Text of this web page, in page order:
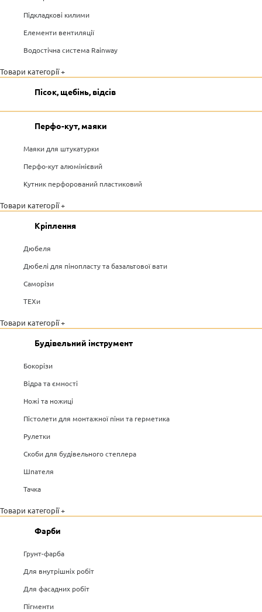
Підкладкові килими
Елементи вентиляції
Водостічна система Rainway
Товари категорії +
Пісок, щебінь, відсів
Перфо-кут, маяки
Маяки для штукатурки
Перфо-кут алюмінієвий
Кутник перфорований пластиковий
Товари категорії +
Кріплення
Дюбеля
Дюбелі для пінопласту та базальтової вати
Саморізи
ТЕХи
Товари категорії +
Будівельний інструмент
Бокорізи
Відра та ємності
Ножі та ножиці
Пістолети для монтажної піни та герметика
Рулетки
Скоби для будівельного степлера
Шпателя
Тачка
Товари категорії +
Фарби
Грунт-фарба
Для внутрішніх робіт
Для фасадних робіт
Пігменти